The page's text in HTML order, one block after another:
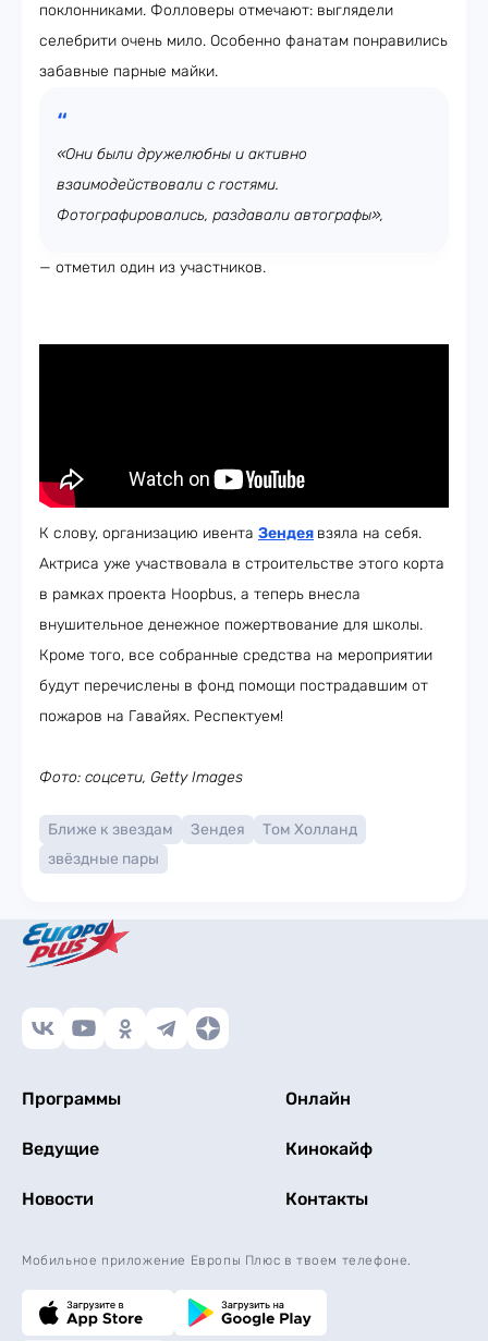
поклонниками. Фолловеры отмечают: выглядели
селебрити очень мило. Особенно фанатам понравились
забавные парные майки.
«Они были дружелюбны и активно
взаимодействовали с гостями.
Фотографировались, раздавали автографы»,
— отметил один из участников.
К слову, организацию ивента Зендея взяла на себя.
Актриса уже участвовала в строительстве этого корта
в рамках проекта Hoopbus, а теперь внесла
внушительное денежное пожертвование для школы.
Кроме того, все собранные средства на мероприятии
будут перечислены в фонд помощи пострадавшим от
пожаров на Гавайях. Респектуем!
Фото: соцсети, Getty Images
Ближе к звездам Зендея
Том Холланд
звёздные пары
Программы Онлайн
Ведущие Кинокайф
Новости Контакты
Мобильное приложение Европы Плюс в твоем телефоне.